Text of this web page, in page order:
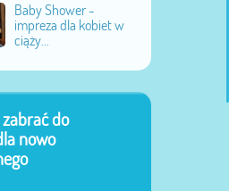
Baby Shower -
impreza dla kobiet w
ciąży...
do
nowo